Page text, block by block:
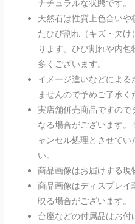
ナチュラルな状態です。
天然石は性質上色合いや
たひび割れ（キズ・欠
ります。ひび割れや内
多くございます。
イメージ違いなどによる
ませんので予めご了承く
実店舗併売商品ですので
なる場合がございます
ャンセル処理とさせて
い。
商品画像はお届けする現
商品画像はディスプレイ
映る場合がございます。
台座などの付属品はお付